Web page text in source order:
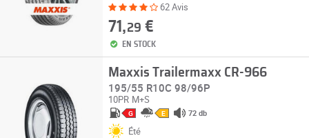
62 Avis
71,29 €
EN STOCK
Maxxis Trailermaxx CR-966
195/55 R10C 98/96P
10PR M+S
G E 72 db
Été